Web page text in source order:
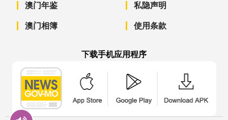
澳门年鉴
澳门相簿
私隐声明
使用条款
下载手机应用程序